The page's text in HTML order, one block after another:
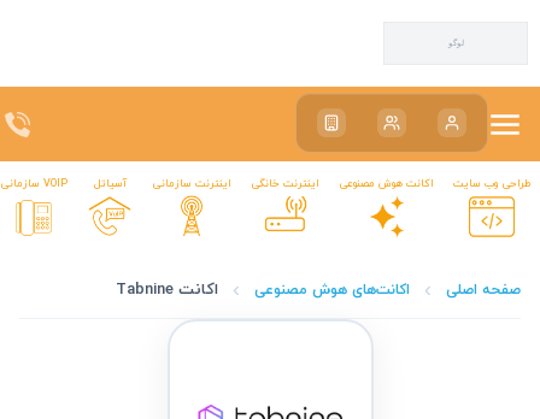
آسیاتکین | اینترنت ADSL، VDSL، LTE و VoIP تبریز
طراحی وب سایت اکانت هوش مصنوعی اینترنت خانگی اینترنت سازمانی آسیاتل VOIP سازمانی
صفحه اصلی اکانت‌های هوش مصنوعی اکانت Tabnine